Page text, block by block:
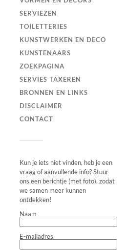
SERVIEZEN
TOILETTERIES
KUNSTWERKEN EN DECO
KUNSTENAARS
ZOEKPAGINA
SERVIES TAXEREN
BRONNEN EN LINKS
DISCLAIMER
CONTACT
Kun je iets niet vinden, heb je een
vraag of aanvullende info? Stuur
ons een berichtje (met foto), zodat
we samen meer kunnen
ontdekken!
Naam
E-mailadres